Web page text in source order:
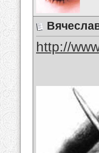
http://